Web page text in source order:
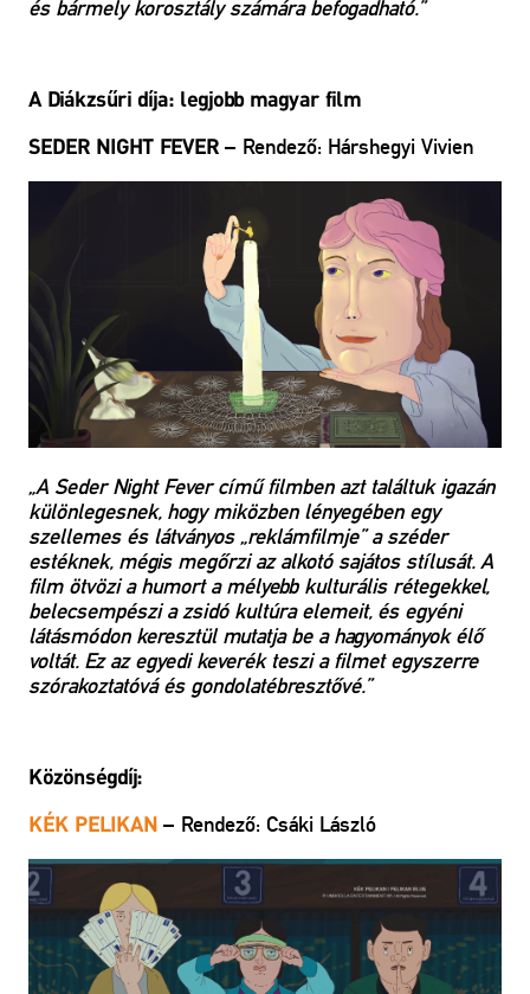
és bármely korosztály számára befogadható.”
A Diákzsűri díja: legjobb magyar film
SEDER NIGHT FEVER – Rendező: Hárshegyi Vivien
„A Seder Night Fever című filmben azt találtuk igazán
különlegesnek, hogy miközben lényegében egy
szellemes és látványos „reklámfilmje” a széder
estéknek, mégis megőrzi az alkotó sajátos stílusát. A
film ötvözi a humort a mélyebb kulturális rétegekkel,
belecsempészi a zsidó kultúra elemeit, és egyéni
látásmódon keresztül mutatja be a hagyományok élő
voltát. Ez az egyedi keverék teszi a filmet egyszerre
szórakoztatóvá és gondolatébresztővé.”
Közönségdíj:
KÉK PELIKAN – Rendező: Csáki László